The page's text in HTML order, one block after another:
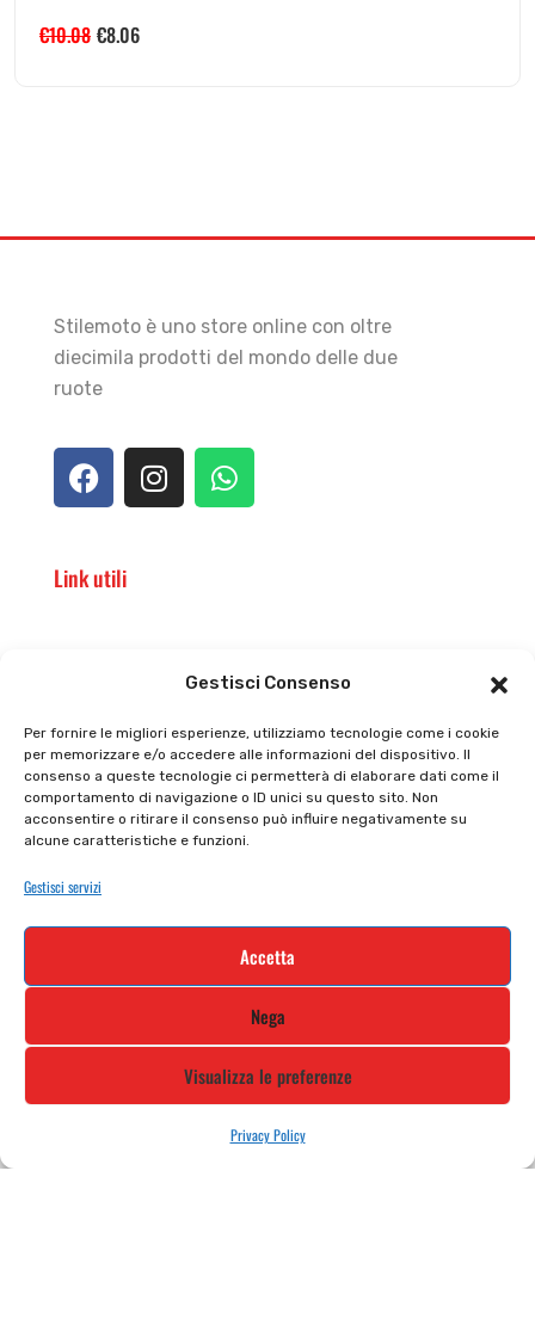
Gestisci Consenso
Per fornire le migliori esperienze, utilizziamo tecnologie come i cookie
per memorizzare e/o accedere alle informazioni del dispositivo. Il
consenso a queste tecnologie ci permetterà di elaborare dati come il
comportamento di navigazione o ID unici su questo sito. Non
acconsentire o ritirare il consenso può influire negativamente su
alcune caratteristiche e funzioni.
Gestisci servizi
Accetta
Nega
Visualizza le preferenze
Privacy Policy
€10.08 €8.06
Stilemoto è uno store online con oltre
diecimila prodotti del mondo delle due
ruote
Link utili
Privacy policy
Cookie policy
Tutti prodotti
Termini e condizioni
Iscriviti alla nostra newsletter e rimani